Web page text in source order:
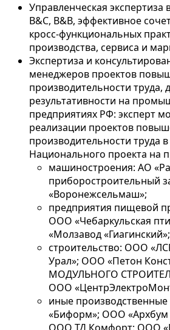
Управленческая экспертиза
B&C, B&B, эффективное
кросс-функциональных
производства, сервиса и
Экспертиза и
менеджеров проектов
производительности труда,
результативности на
предприятиях РФ: эксперт
реализации проектов
производительности труда
Национального проекта на
машиностроения: АО
приборостроительный
«Воронежсельмаш»;
предприятия пищевой
ООО «Чебаркульская
«Молзавод «Гиагинский»;
строительство: ООО
Урал»; ООО «Петон
МОДУЛЬНОГО
ООО
иные
«Биформ»; ООО «Архбум